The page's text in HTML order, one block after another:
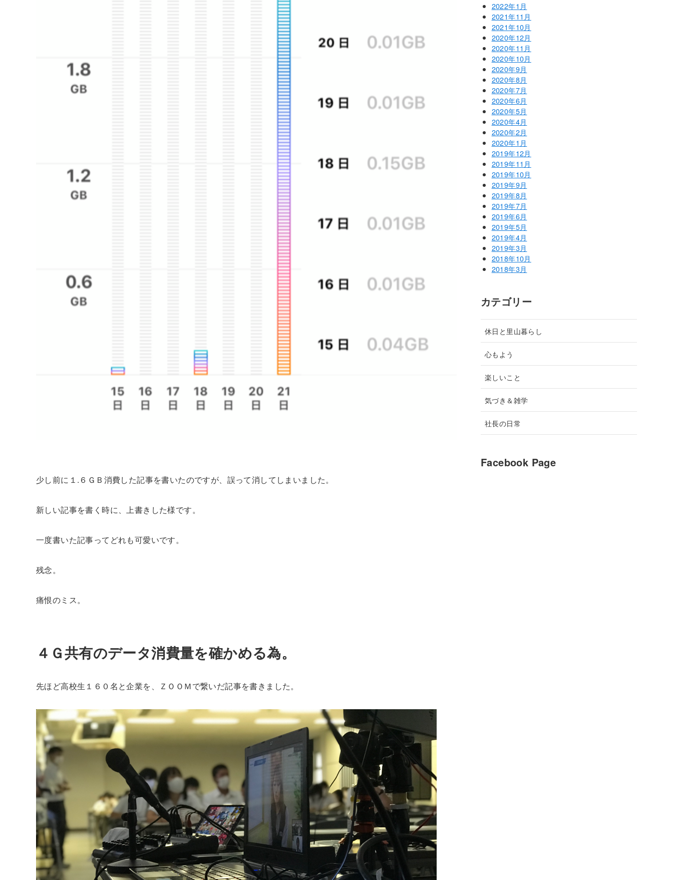
少し前に１.６ＧＢ消費した記事を書いたのですが、誤って消してしまいました。
新しい記事を書く時に、上書きした様です。
一度書いた記事ってどれも可愛いです。
残念。
痛恨のミス。
４Ｇ共有のデータ消費量を確かめる為。
先ほど高校生１６０名と企業を、ＺＯＯＭで繋いだ記事を書きました。
2022年1月
2021年11月
2021年10月
2020年12月
2020年11月
2020年10月
2020年9月
2020年8月
2020年7月
2020年6月
2020年5月
2020年4月
2020年2月
2020年1月
2019年12月
2019年11月
2019年10月
2019年9月
2019年8月
2019年7月
2019年6月
2019年5月
2019年4月
2019年3月
2018年10月
2018年3月
カテゴリー
休日と里山暮らし
心もよう
楽しいこと
気づき＆雑学
社長の日常
Facebook Page